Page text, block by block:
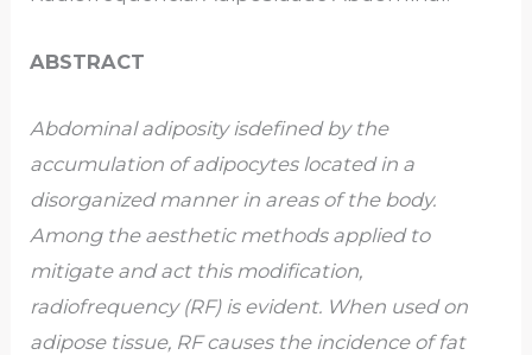
ABSTRACT
Abdominal adiposity isdefined by the
accumulation of adipocytes located in a
disorganized manner in areas of the body.
Among the aesthetic methods applied to
mitigate and act this modification,
radiofrequency (RF) is evident. When used on
adipose tissue, RF causes the incidence of fat